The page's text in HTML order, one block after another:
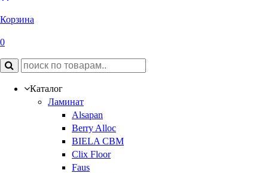
Корзина
0
Каталог
Ламинат
Alsapan
Berry Alloc
BIELA CBM
Clix Floor
Faus